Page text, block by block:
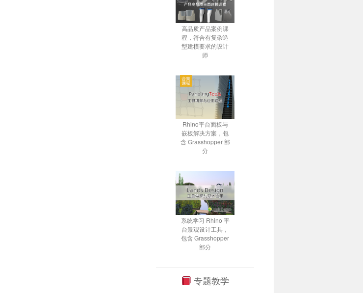
高品质产品案例课
程，符合有复杂造
型建模要求的设计
师
Rhino平台面板与
嵌板解决方案，包
含 Grasshopper 部
分
系统学习 Rhino 平
台景观设计工具，
包含 Grasshopper
部分
专题教学